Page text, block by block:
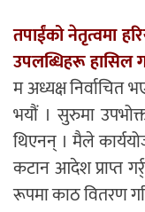
तपाईंको नेतृत्वमा
उपलब्धिहरू हासिल
म अध्यक्ष
भयौं । सुरुमा
थिएनन् । मैले
कटान आदेश प्राप्त
रूपमा काठ वितरण